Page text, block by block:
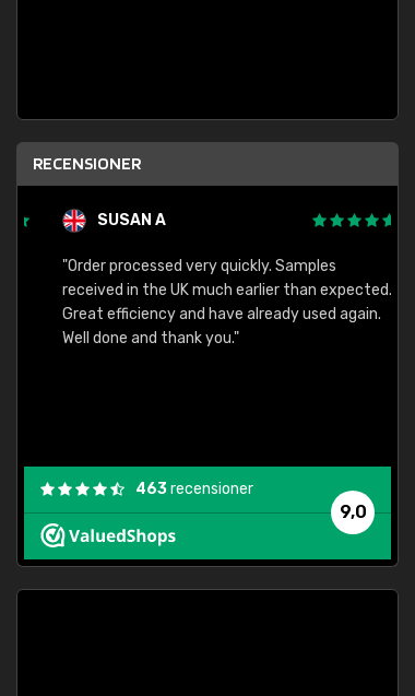
RECENSIONER
SUSAN A
"Order processed very quickly. Samples
received in the UK much earlier than expected.
Great efficiency and have already used again.
Well done and thank you."
9,0
463recensioner